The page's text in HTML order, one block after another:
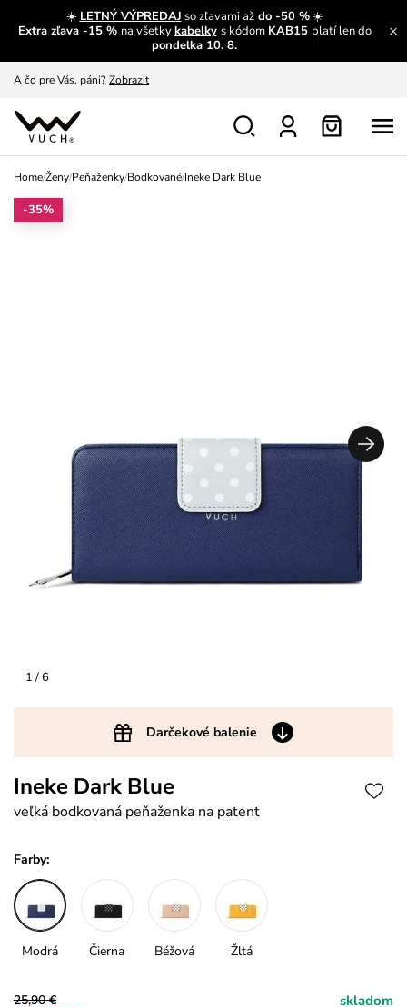
☀️ LETNÝ VÝPREDAJ so zľavami aždo -50 %☀️
Extra zľava -15 % na všetkykabelky s kódom KAB15 platí len do
pondelka 10. 8.
Prečítať viac
A čo pre Vás, páni? Zobrazit
S čím chybu neurobíš?
Nech sa inšpirovať Zobraziť
Home/Ženy/Peňaženky/Bodkované/Ineke Dark Blue
1/ 6
Darčekové balenie
-35%
Ineke Dark Blue
veľká bodkovaná peňaženka na patent
Farby:
Modrá Čierna Béžová Žltá
25,90 € skladom